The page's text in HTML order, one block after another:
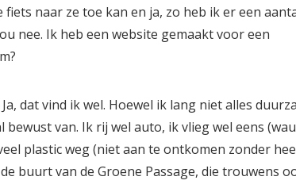
naar ze toe kan en ja, zo heb ik er een
nee. Ik heb een website gemaakt voor een
Ja, dat vind ik wel. Hoewel ik lang niet alles
van. Ik rij wel auto, ik vlieg wel eens
plastic weg (niet aan te ontkomen zonder
buurt van de Groene Passage, die trouwens